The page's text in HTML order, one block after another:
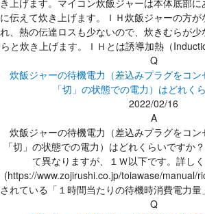
き上げます。マイコン炊飯ジャーは本体底部
に伝えて炊き上げます。ＩＨ炊飯ジャーの方
れ、熱の伝達ロスも少ないので、炊きむらが少
らと炊き上げます。ＩＨとは誘導加熱（
Q
炊飯ジャーの待機電力（差込みプラグをコン
「切」の状態での電力）はどれく
2022/02/16
A
炊飯ジャーの待機電力（差込みプラグをコン
「切」の状態での電力）はどれくらいですか
て異なりますが、１Ｗ以下です。詳し
(https://www.zojirushi.co.jp/toiawase/manual/
されている「１時間当たりの待機時消費電力量
Q